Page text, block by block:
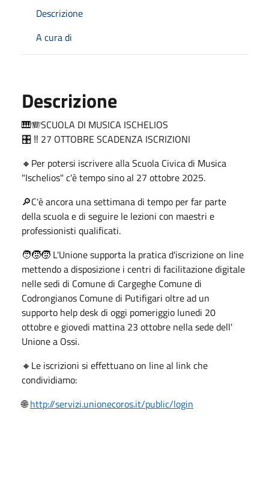
Descrizione
A cura di
Descrizione
🎹🪗SCUOLA DI MUSICA ISCHELIOS
🎛️ ‼️ 27 OTTOBRE SCADENZA ISCRIZIONI
🔸Per potersi iscrivere alla Scuola Civica di Musica
"Ischelios" c'è tempo sino al 27 ottobre 2025.
🔎C'è ancora una settimana di tempo per far parte
della scuola e di seguire le lezioni con maestri e
professionisti qualificati.
🧑‍🧒‍🧒 L'Unione supporta la pratica d'iscrizione on line
mettendo a disposizione i centri di facilitazione digitale
nelle sedi di Comune di Cargeghe Comune di
Codrongianos Comune di Putifigari oltre ad un
supporto help desk di oggi pomeriggio lunedi 20
ottobre e giovedi mattina 23 ottobre nella sede dell'
Unione a Ossi.
🔸Le iscrizioni si effettuano on line al link che
condividiamo:
🌐http://servizi.unionecoros.it/public/login